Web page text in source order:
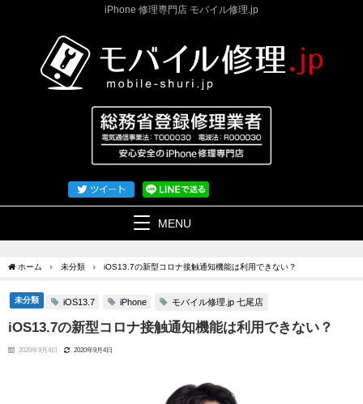
iPhone 修理専門店 モバイル修理.jp
MENU
ホーム 未分類 iOS13.7の新型コロナ接触通知機能は利用できない？
未分類 iOS13.7 iPhone モバイル修理.jp 七尾店
iOS13.7の新型コロナ接触通知機能は利用できない？
2020年9月4日 2020年9月4日